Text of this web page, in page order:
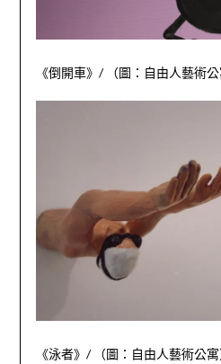
《倒開車》 / （圖：自由人藝術公
《泳者》 / （圖：自由人藝術公寓